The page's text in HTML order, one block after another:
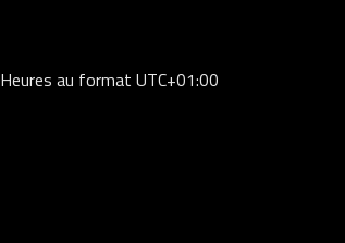
Heures au formatUTC+01:00